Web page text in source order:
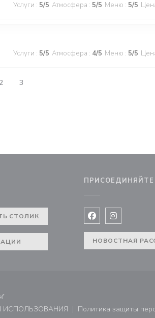
Услуги : 5/5 Атмосфера : 5/5 Меню : 5/5
Услуги : 5/5 Атмосфера : 4/5 Меню : 5/5
2 3
СТОЛИК FacebookInstagram
НОВОСТНАЯ
((открывается в новом окне))
ИСПОЛЬЗОВАНИЯ
((открывается в новом окне))
Политика защиты